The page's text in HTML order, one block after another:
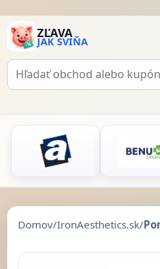
ZĽAVA
JAK SVIŇA
Hľadať
Domov/IronAesthetics.sk/